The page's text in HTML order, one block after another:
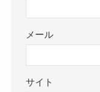
メール
サイト